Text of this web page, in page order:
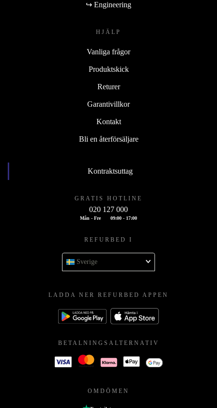
↪ Engineering
HJÄLP
Vanliga frågor
Produktskick
Returer
Garantivillkor
Kontakt
Bli en återförsäljare
Kontraktsuttag
GRATIS HOTLINE
020 127 000
Mån - Fre 09:00 - 17:00
REFURBED I
Sverige
LADDA NER REFURBED APPEN
BETALNINGSALTERNATIV
OMDÖMEN